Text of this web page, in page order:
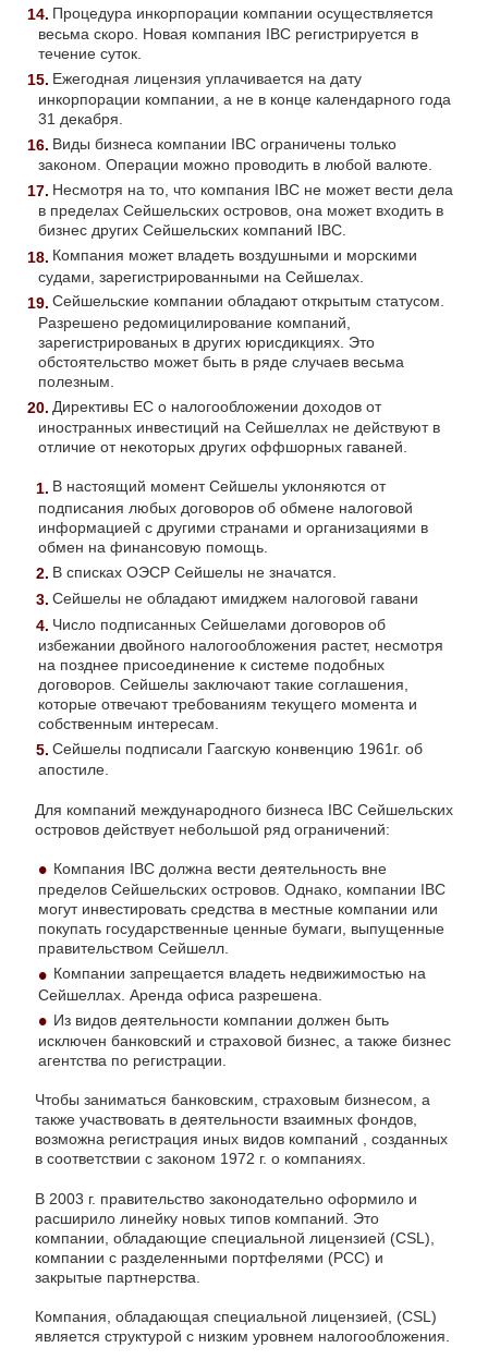
Процедура инкорпорации компании осуществляется
весьма скоро. Новая компания IBC регистрируется в
течение суток.
Ежегодная лицензия уплачивается на дату
инкорпорации компании, а не в конце календарного года
31 декабря.
Виды бизнеса компании IBC ограничены только
законом. Операции можно проводить в любой валюте.
Несмотря на то, что компания IBC не может вести дела
в пределах Сейшельских островов, она может входить в
бизнес других Сейшельских компаний IBC.
Компания может владеть воздушными и морскими
судами, зарегистрированными на Сейшелах.
Сейшельские компании обладают открытым статусом.
Разрешено редомицилирование компаний,
зарегистрированых в других юрисдикциях. Это
обстоятельство может быть в ряде случаев весьма
полезным.
Директивы ЕС о налогообложении доходов от
иностранных инвестиций на Сейшеллах не действуют в
отличие от некоторых других оффшорных гаваней.
В настоящий момент Сейшелы уклоняются от
подписания любых договоров об обмене налоговой
информацией с другими странами и организациями в
обмен на финансовую помощь.
В списках ОЭСР Сейшелы не значатся.
Сейшелы не обладают имиджем налоговой гавани
Число подписанных Сейшелами договоров об
избежании двойного налогообложения растет, несмотря
на позднее присоединение к системе подобных
договоров. Сейшелы заключают такие соглашения,
которые отвечают требованиям текущего момента и
собственным интересам.
Сейшелы подписали Гаагскую конвенцию 1961г. об
апостиле.
Для компаний международного бизнеса IBC Сейшельских
островов действует небольшой ряд ограничений:
Компания IBC должна вести деятельность вне
пределов Сейшельских островов. Однако, компании IBC
могут инвестировать средства в местные компании или
покупать государственные ценные бумаги, выпущенные
правительством Сейшелл.
Компании запрещается владеть недвижимостью на
Сейшеллах. Аренда офиса разрешена.
Из видов деятельности компании должен быть
исключен банковский и страховой бизнес, а также бизнес
агентства по регистрации.
Чтобы заниматься банковским, страховым бизнесом, а
также участвовать в деятельности взаимных фондов,
возможна регистрация иных видов компаний , созданных
в соответствии с законом 1972 г. о компаниях.
В 2003 г. правительство законодательно оформило и
расширило линейку новых типов компаний. Это
компании, обладающие специальной лицензией (CSL),
компании с разделенными портфелями (PCC) и
закрытые партнерства.
Компания, обладающая специальной лицензией, (CSL)
является структурой с низким уровнем налогообложения.